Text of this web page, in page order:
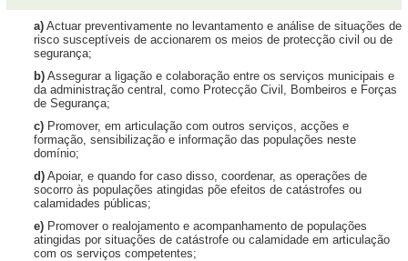
a) Actuar preventivamente no levantamento e análise de situações de
risco susceptíveis de accionarem os meios de protecção civil ou de
segurança;
b) Assegurar a ligação e colaboração entre os serviços municipais e
da administração central, como Protecção Civil, Bombeiros e Forças
de Segurança;
c) Promover, em articulação com outros serviços, acções e
formação, sensibilização e informação das populações neste
domínio;
d) Apoiar, e quando for caso disso, coordenar, as operações de
socorro às populações atingidas põe efeitos de catástrofes ou
calamidades públicas;
e) Promover o realojamento e acompanhamento de populações
atingidas por situações de catástrofe ou calamidade em articulação
com os serviços competentes;